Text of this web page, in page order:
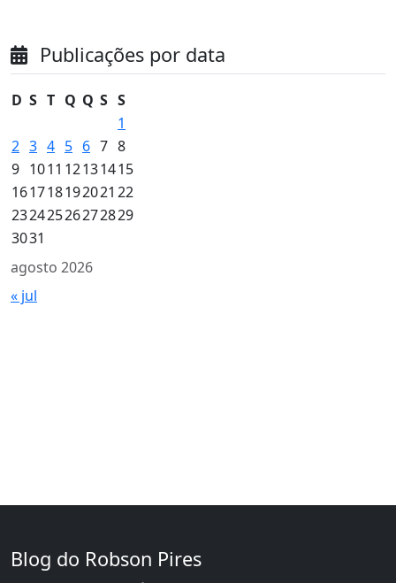
Publicações por data
agosto 2026
D S T Q Q S S
1
2 3 4 5 6 7 8
9 1011 12131415
161718192021 22
23242526272829
3031
« jul
Blog do Robson Pires